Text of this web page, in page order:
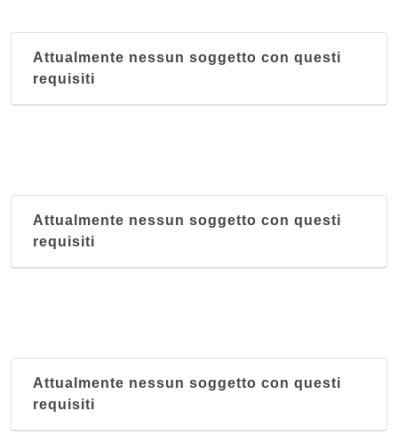
Attualmente nessun soggetto con questi
requisiti
Attualmente nessun soggetto con questi
requisiti
Attualmente nessun soggetto con questi
requisiti